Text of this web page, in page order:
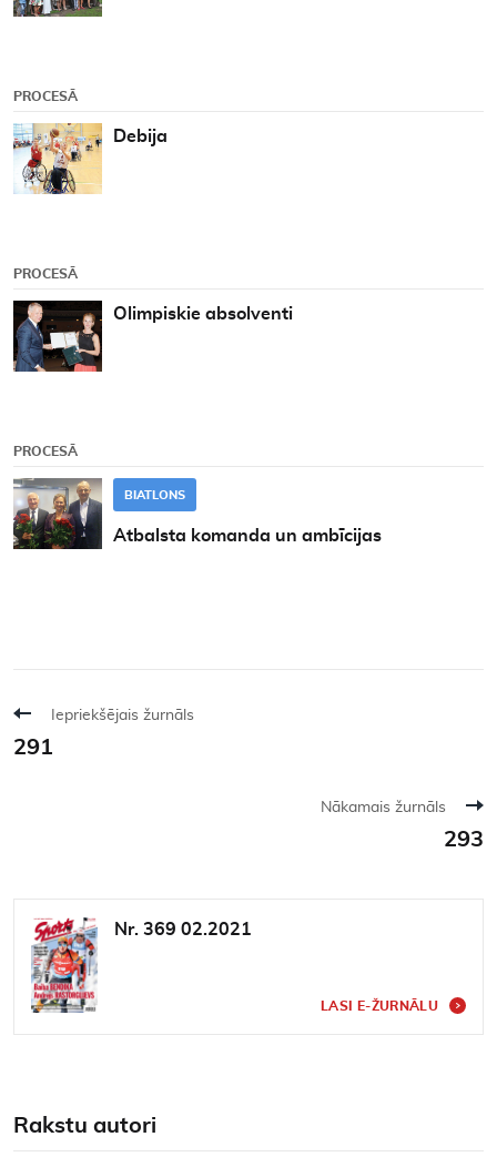
PROCESĀ
Debija
PROCESĀ
Olimpiskie absolventi
PROCESĀ
BIATLONS
Atbalsta komanda un ambīcijas
Iepriekšējais žurnāls
291
Nākamais žurnāls
293
Nr. 369 02.2021
LASI E-ŽURNĀLU
Rakstu autori